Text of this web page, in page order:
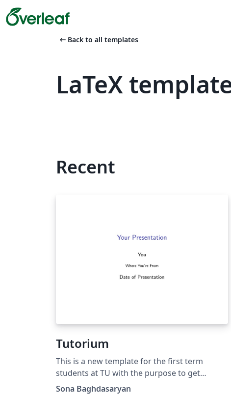
arrow_left_alt Back to all templates
LaTeX
Recent
Tutorium
This is a new template for the first term
students at TU with the purpose to get
mastered with Overleaf.
Sona Baghdasaryan